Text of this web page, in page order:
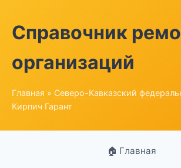
Справочник
организаций
Главная » Северо-Кавказский
Кирпич Гарант
🏠 Главная